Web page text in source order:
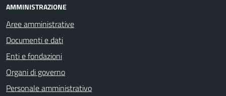
AMMINISTRAZIONE
Aree amministrative
Documenti e dati
Enti e fondazioni
Organi di governo
Personale amministrativo